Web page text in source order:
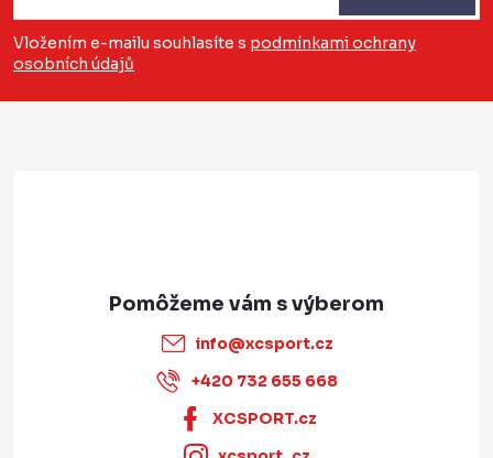
p
ä
Vložením e-mailu souhlasíte s podmínkami ochrany
osobních údajů
info@xcsport.cz
+420 732 655 668
XCSPORT.cz